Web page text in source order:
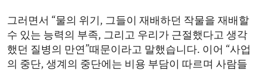
그러면서 “물의 위기, 그들이 재배하던 작물을 재배할
수 있는 능력의 부족, 그리고 우리가 근절했다고 생각
했던 질병의 만연”때문이라고 말했습니다. 이어 “사업
의 중단, 생계의 중단에는 비용 부담이 따르며 사람들